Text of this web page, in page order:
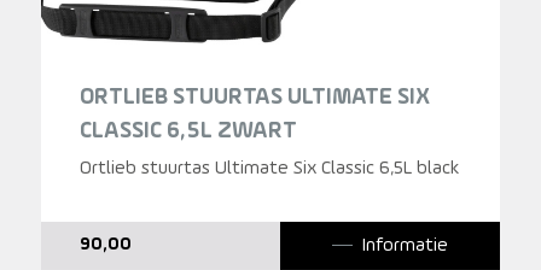
ORTLIEB STUURTAS ULTIMATE SIX
CLASSIC 6,5L ZWART
Ortlieb stuurtas Ultimate Six Classic 6,5L black
90,00 Informatie